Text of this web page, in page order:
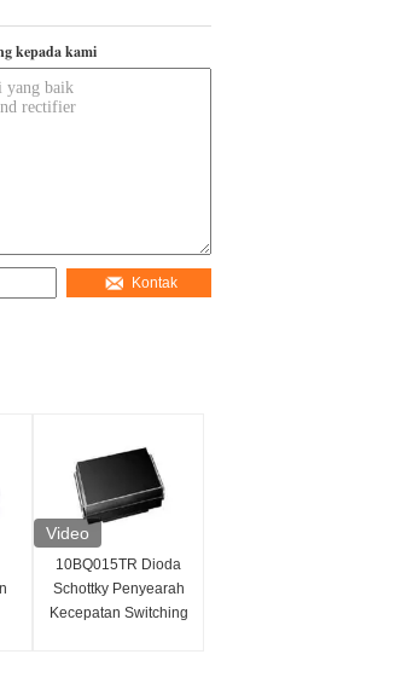
kepada kami
Kontak
Video
10BQ015TR Dioda
Schottky Penyearah
Kecepatan Switching